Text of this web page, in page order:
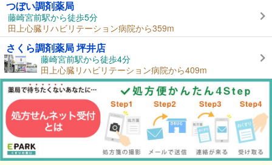
つぼい調剤薬局
藤崎宮前駅から徒歩5分
田上心臓リハビリテーション病院から359m
さくら調剤薬局 坪井店
藤崎宮前駅から徒歩4分
田上心臓リハビリテーション病院から409m